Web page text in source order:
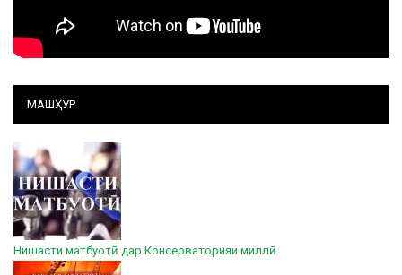
МАШҲУР
Нишасти матбуотӣ дар Консерваторияи миллӣ